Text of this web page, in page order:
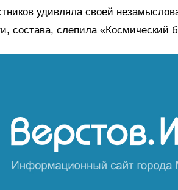
удивляла своей
состава, слепила «Космический